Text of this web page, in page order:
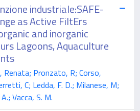
industriale:SAFE-
as Active FiltErs
and inorganic
Lagoons, Aquaculture
Pronzato, R; Corso,
C; Ledda, F. D.; Milanese, M;
Vacca, S. M.